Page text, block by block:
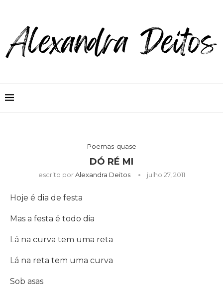
Poemas-quase
DÓ RÉ MI
escrito porAlexandra Deitos julho 27, 2011
Hoje é dia de festa
Mas a festa é todo dia
Lá na curva tem uma reta
Lá na reta tem uma curva
Sob asas